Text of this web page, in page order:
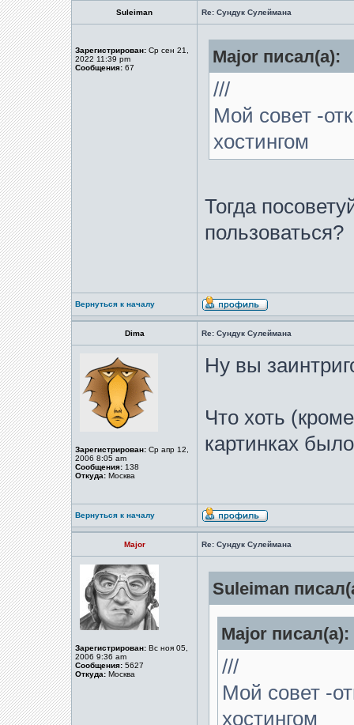
Suleiman Re: Сундук Сулеймана
Зарегистрирован: Ср сен 21,
2022 11:39 pm
Сообщения: 67
Major писал(а):
///
Мой совет -
хостингом
Тогда
пользоваться?
Вернуться к началу
Dima Re: Сундук Сулеймана
Зарегистрирован: Ср апр 12,
2006 8:05 am
Сообщения: 138
Откуда: Москва
Ну вы
Что хоть
картинках
Вернуться к началу
Major Re: Сундук Сулеймана
Зарегистрирован: Вс ноя 05,
2006 9:36 am
Сообщения: 5627
Откуда: Москва
Suleiman
Major писал(а):
///
Мой совет -
хостингом